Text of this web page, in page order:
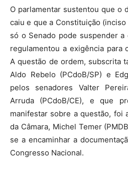
O parlamentar sustentou que o
caiu e que a Constituição
só o Senado pode suspender a
regulamentou a exigência para
A questão de ordem, subscrita
Aldo Rebelo (PCdoB/SP) e
pelos senadores Valter
Arruda (PCdoB/CE), e que
manifestar sobre a questão, foi
da Câmara, Michel Temer
se a encaminhar a
Congresso Nacional.